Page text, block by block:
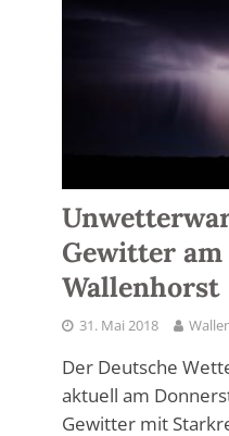
Gewitter
Wallenhorst
31. Mai 2018
Der Deutsche
aktuell am
Gewitter mit